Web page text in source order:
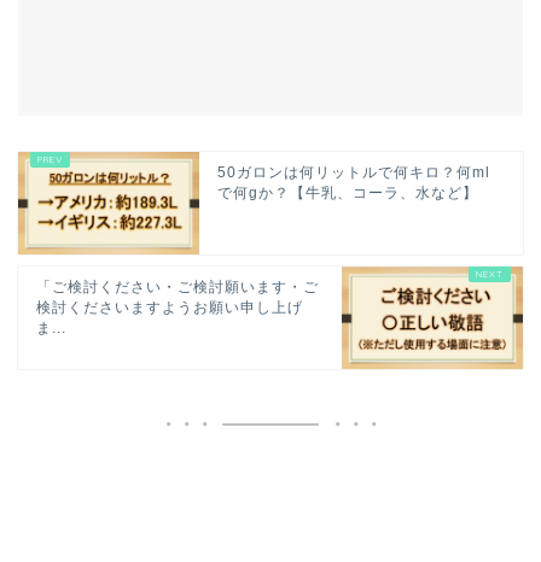
50ガロンは何リットルで何キロ？何ml
で何gか？【牛乳、コーラ、水など】
「ご検討ください・ご検討願います・ご
検討くださいますようお願い申し上げ
ま...